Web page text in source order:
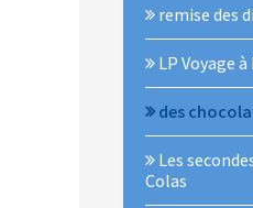
remise des
LP Voyage à
des
Les
Colas